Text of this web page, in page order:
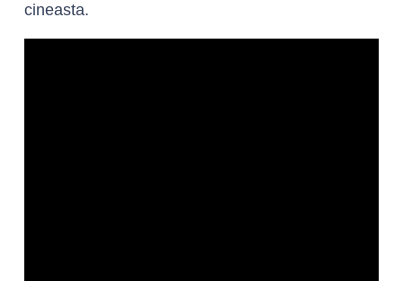
cineasta.